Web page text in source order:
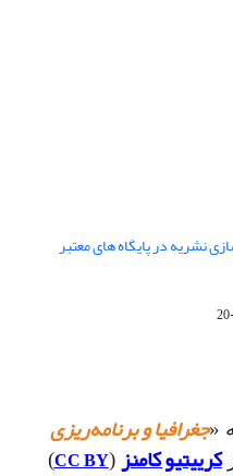
نشریه در پایگاه های معتبر
«جغرافیا و برنامه‌ریزی
کرییتیو کامنز (
CC BY
)